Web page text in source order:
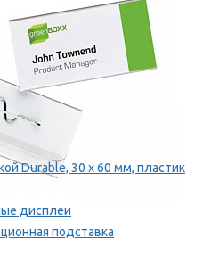
Durable, 30 х 60 мм, пластик
дисплеи
подставка